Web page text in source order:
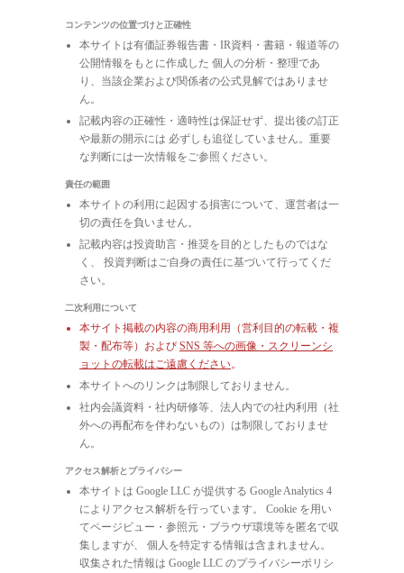
コンテンツの位置づけと正確性
本サイトは有価証券報告書・IR資料・書籍・報道等の
公開情報をもとに作成した 個人の分析・整理であ
り、当該企業および関係者の公式見解ではありませ
ん。
記載内容の正確性・適時性は保証せず、提出後の訂正
や最新の開示には 必ずしも追従していません。重要
な判断には一次情報をご参照ください。
責任の範囲
本サイトの利用に起因する損害について、運営者は一
切の責任を負いません。
記載内容は投資助言・推奨を目的としたものではな
く、 投資判断はご自身の責任に基づいて行ってくだ
さい。
二次利用について
本サイト掲載の内容の商用利用（営利目的の転載・複
製・配布等）および SNS 等への画像・スクリーンシ
ョットの転載はご遠慮ください。
本サイトへのリンクは制限しておりません。
社内会議資料・社内研修等、法人内での社内利用（社
外への再配布を伴わないもの）は制限しておりませ
ん。
アクセス解析とプライバシー
本サイトは Google LLC が提供する Google Analytics 4
によりアクセス解析を行っています。 Cookie を用い
てページビュー・参照元・ブラウザ環境等を匿名で収
集しますが、 個人を特定する情報は含まれません。
収集された情報は Google LLC のプライバシーポリシ